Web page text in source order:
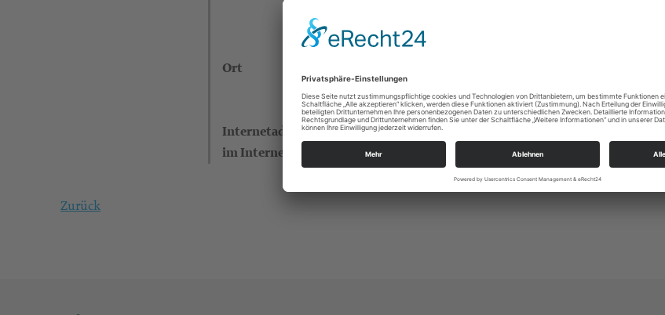
von "Glaube im Alltag".
Im ersten Teil "Kraft der Stille" schweigen
Ort
01277 Dresden
Internetadresse (eigene Infos
im Internet)
https://landing.churchdesk.com/de/e/
Zurück